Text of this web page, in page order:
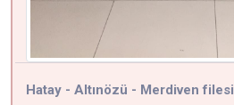
Hatay - Altınözü - Merdiven filesi